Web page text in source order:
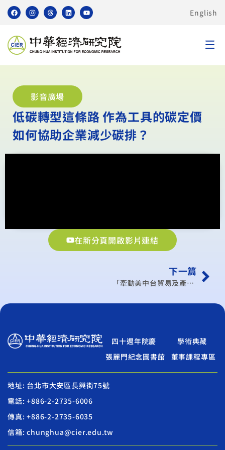
English
影音廣場
低碳轉型這條路 作為工具的碳定價
如何協助企業減少碳排？
在新分頁開啟影片連結
下一篇
「牽動美中台貿易及產業、科技發展的美國總統大選」研討會
四十週年院慶
學術典藏
張麗門紀念圖書館
董事課程專區
地址: 台北市大安區長興街75號
電話: +886-2-2735-6006
傳真: +886-2-2735-6035
信箱: chunghua@cier.edu.tw